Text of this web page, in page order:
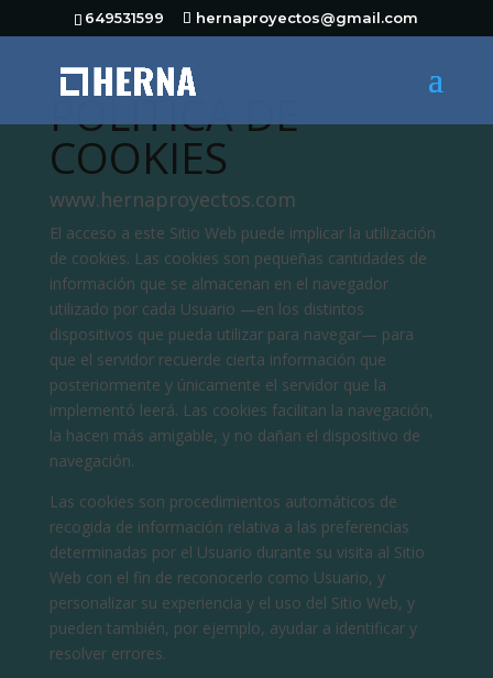
649531599 hernaproyectos@gmail.com
POLÍTICA DE
COOKIES
www.hernaproyectos.com
El acceso a este Sitio Web puede implicar la utilización
de cookies. Las cookies son pequeñas cantidades de
información que se almacenan en el navegador
utilizado por cada Usuario —en los distintos
dispositivos que pueda utilizar para navegar— para
que el servidor recuerde cierta información que
posteriormente y únicamente el servidor que la
implementó leerá. Las cookies facilitan la navegación,
la hacen más amigable, y no dañan el dispositivo de
navegación.
Las cookies son procedimientos automáticos de
recogida de información relativa a las preferencias
determinadas por el Usuario durante su visita al Sitio
Web con el fin de reconocerlo como Usuario, y
personalizar su experiencia y el uso del Sitio Web, y
pueden también, por ejemplo, ayudar a identificar y
resolver errores.